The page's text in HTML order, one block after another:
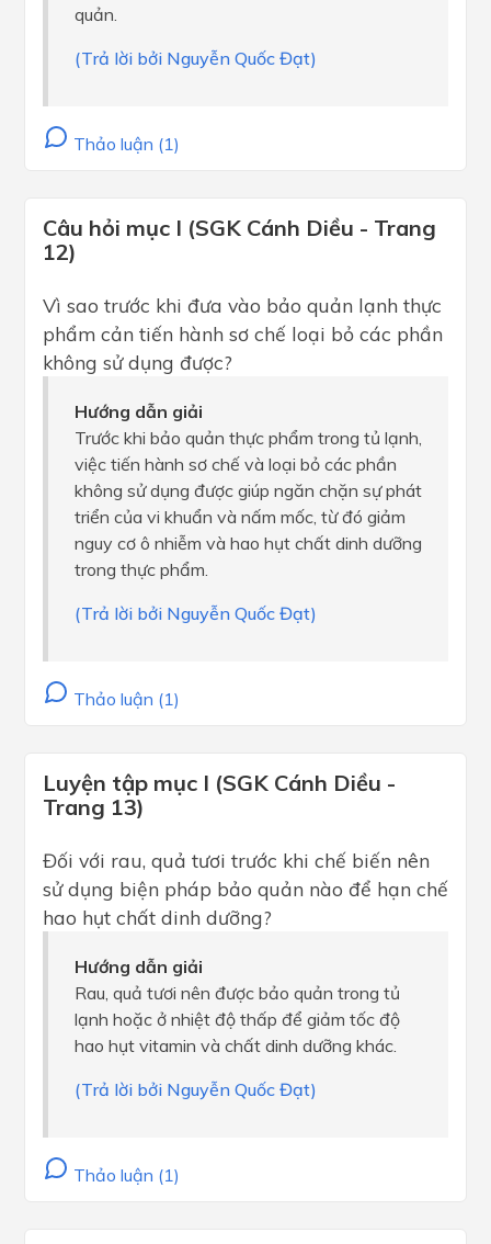
quản.
(Trả lời bởi Nguyễn Quốc Đạt)
Thảo luận (1)
Câu hỏi mục I (SGK Cánh Diều - Trang
12)
Vì sao trước khi đưa vào bảo quản lạnh thực
phẩm cản tiến hành sơ chế loại bỏ các phần
không sử dụng được?
Hướng dẫn giải
Trước khi bảo quản thực phẩm trong tủ lạnh,
việc tiến hành sơ chế và loại bỏ các phần
không sử dụng được giúp ngăn chặn sự phát
triển của vi khuẩn và nấm mốc, từ đó giảm
nguy cơ ô nhiễm và hao hụt chất dinh dưỡng
trong thực phẩm.
(Trả lời bởi Nguyễn Quốc Đạt)
Thảo luận (1)
Luyện tập mục I (SGK Cánh Diều -
Trang 13)
Đối với rau, quả tươi trước khi chế biến nên
sử dụng biện pháp bảo quản nào để hạn chế
hao hụt chất dinh dưỡng?
Hướng dẫn giải
Rau, quả tươi nên được bảo quản trong tủ
lạnh hoặc ở nhiệt độ thấp để giảm tốc độ
hao hụt vitamin và chất dinh dưỡng khác.
(Trả lời bởi Nguyễn Quốc Đạt)
Thảo luận (1)